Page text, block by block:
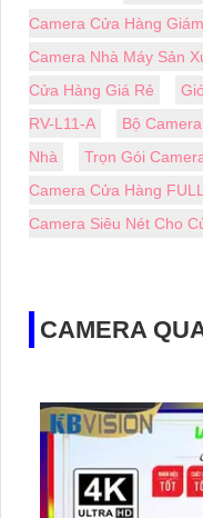
Camera Cửa Hàng
Camera Nhà Máy Sản
Cửa Hàng Giá Rẻ
RV-L11-A
Bộ
Nhà
Trọn Gói
Camera Cửa Hàng
Camera Siêu Nét Cho
CAMERA